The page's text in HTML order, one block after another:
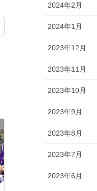
2024年2月
2024年1月
2023年12月
2023年11月
2023年10月
2023年9月
2023年8月
2023年7月
2023年6月